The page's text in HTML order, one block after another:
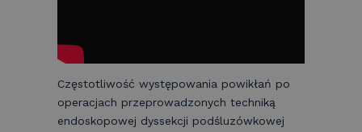
Częstotliwość występowania powikłań po
operacjach przeprowadzonych techniką
endoskopowej dyssekcji podśluzówkowej